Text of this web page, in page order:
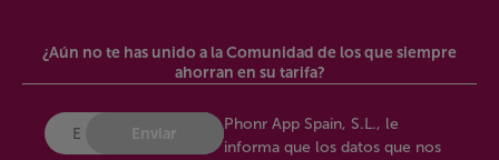
¿Aún no te has unido a la Comunidad de los que siempre
ahorran en su tarifa?
Enviar
Phonr App Spain, S.L., le
informa que los datos que nos